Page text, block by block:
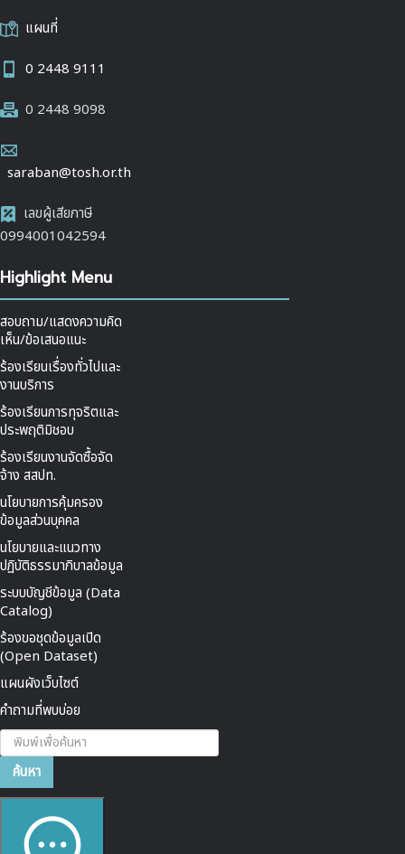
แผนที่
0 2448 9111
0 2448 9098
saraban@tosh.or.th
เลขผู้เสียภาษี
0994001042594
Highlight Menu
สอบถาม/แสดงความคิด
เห็น/ข้อเสนอแนะ
ร้องเรียนเรื่องทั่วไปและ
งานบริการ
ร้องเรียนการทุจริตและ
ประพฤติมิชอบ
ร้องเรียนงานจัดซื้อจัด
จ้าง สสปท.
นโยบายการคุ้มครอง
ข้อมูลส่วนบุคคล
นโยบายและแนวทาง
ปฏิบัติธรรมาภิบาลข้อมูล
ระบบบัญชีข้อมูล (Data
Catalog)
ร้องขอชุดข้อมูลเปิด
(Open Dataset)
แผนผังเว็บไซต์
คำถามที่พบบ่อย
ค้นหา...
ค้นหา